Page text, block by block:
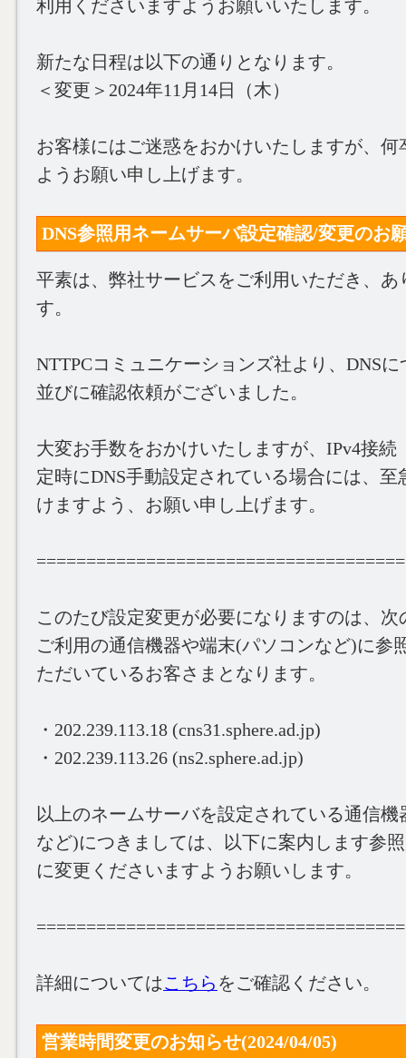
利用くださいますようお願いいたします。
新たな日程は以下の通りとなります。
＜変更＞2024年11月14日（木）
お客様にはご迷惑をおかけいたしますが、何
ようお願い申し上げます。
DNS参照用ネームサーバ設定確認/変更のお
平素は、弊社サービスをご利用いただき、あ
す。
NTTPCコミュニケーションズ社より、DNS
並びに確認依頼がございました。
大変お手数をおかけいたしますが、IPv4接続
定時にDNS手動設定されている場合には、至
けますよう、お願い申し上げます。
このたび設定変更が必要になりますのは、次
ご利用の通信機器や端末(パソコンなど)に参
ただいているお客さまとなります。
・202.239.113.18 (cns31.sphere.ad.jp)
・202.239.113.26 (ns2.sphere.ad.jp)
以上のネームサーバを設定されている通信
など)につきましては、以下に案内します参
に変更くださいますようお願いします。
詳細についてはこちら をご確認ください。
営業時間変更のお知らせ(2024/04/05)